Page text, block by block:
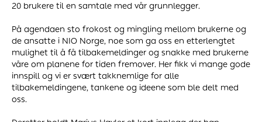
20 brukere til en samtale med vår grunnlegger.
På agendaen sto frokost og mingling mellom brukerne og
de ansatte i NIO Norge, noe som ga oss en etterlengtet
mulighet til å få tilbakemeldinger og snakke med brukerne
våre om planene for tiden fremover. Her fikk vi mange gode
innspill og vi er svært takknemlige for alle
tilbakemeldingene, tankene og ideene som ble delt med
oss.